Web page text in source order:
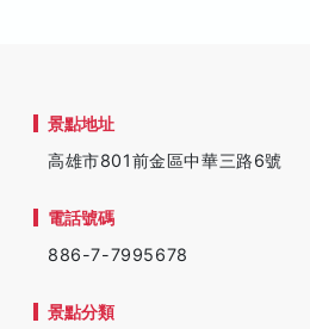
景點地址
高雄市801前金區中華三路6號
電話號碼
886-7-7995678
景點分類